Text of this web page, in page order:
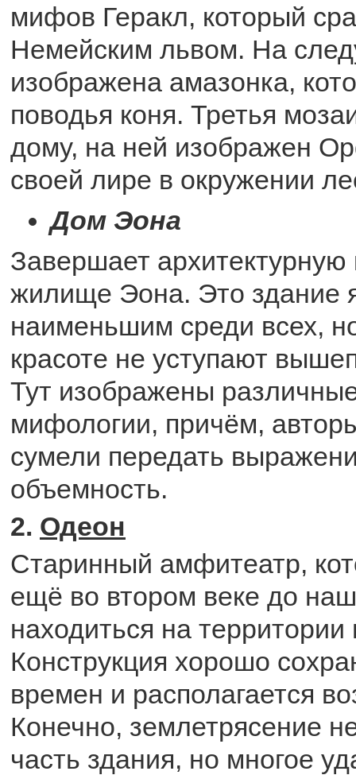
мифов Геракл, который
Немейским львом. На
изображена амазонка,
поводья коня. Третья
дому, на ней изображен
своей лире в окружении
Дом Эона
Завершает
жилище Эона. Это здание
наименьшим среди всех,
красоте не уступают
Тут изображены
мифологии, причём,
сумели передать
объемность.
2. Одеон
Старинный амфитеатр,
ещё во втором веке до
находиться на территории
Конструкция хорошо
времен и располагается
Конечно, землетрясение
часть здания, но многое